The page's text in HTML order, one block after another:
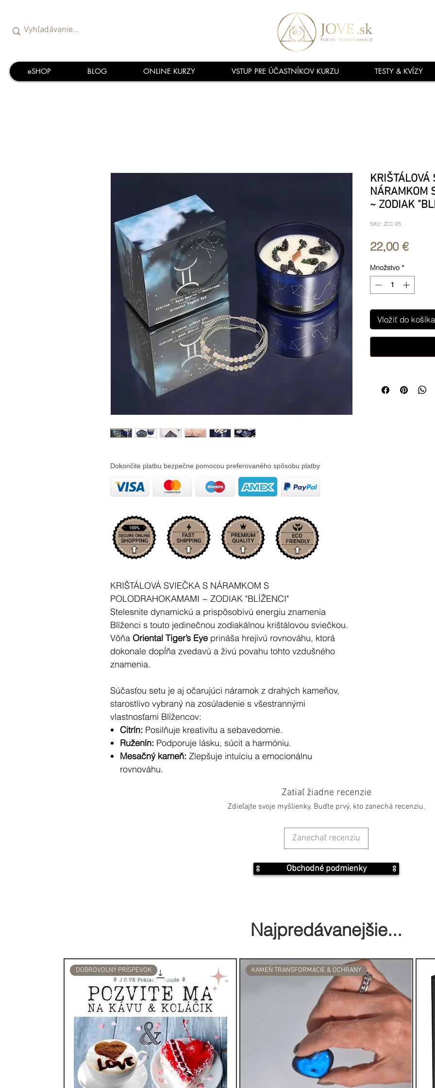
eSHOP BLOG ONLINE KURZY VSTUP PRE ÚČASTNÍKOV KURZU TESTY & KVÍZY
Dokončite platbu bezpečne pomocou preferovaného spôsobu platby
KRIŠTÁLOVÁ SVIEČKA S NÁRAMKOM S
POLODRAHOKAMAMI ~ ZODIAK "BLÍŽENCI"
Stelesnite dynamickú a prispôsobivú energiu znamenia
Blíženci s touto jedinečnou zodiakálnou krištálovou sviečkou.
Vôňa Oriental Tiger’s Eye prináša hrejivú rovnováhu, ktorá
dokonale dopĺňa zvedavú a živú povahu tohto vzdušného
znamenia.
Súčasťou setu je aj očarujúci náramok z drahých kameňov,
starostlivo vybraný na zosúladenie s všestrannými
vlastnosťami Blížencov:
Citrín: Posilňuje kreativitu a sebavedomie.
Ruženín: Podporuje lásku, súcit a harmóniu.
Mesačný kameň: Zlepšuje intuíciu a emocionálnu
rovnováhu.
Sviečka ponúka jemnú harmóniu tónov, ktoré povzbudzujú a
Pomarančový kvet, ruža, heliotrop, ľalia,
Cédrové drevo, ambra, pižmo, vetiver,
stredobodom vašich rituálov sebastarostlivosti.
dokonalým doplnkom pre Blížencov, ktorí chcú osláviť svoju
dualitu a nájsť vnútornú harmóniu. Prebuďte svoju
všestrannosť a nechajte sa viesť energiou Blížencov!
Pozvite do svojho života kozmickú energiu zverokruhu s
krištálovými zodiakálnymi sviečkami – dokonalým spojením
astrológie, mágie a vzácnych kameňov!
Každá sviečka je naplnená ručne vybranými kameňmi, ktoré
rezonujú s energiou konkrétneho znamenia zverokruhu, čím
KRIŠTÁLOVÁ
NÁRAMKOM
~ ZODIAK
SKU: ZCC-05
22,00 €Price
Množstvo *
Vložiť do košíka
Zatiaľ žiadne recenzie
Zdieľajte svoje myšlienky. Buďte prvý, kto zanechá recenziu.
Zanechať recenziu
Obchodné podmienky
Najpredávanejšie...
DOBROVOĽNÝ PRÍSPEVOK KAMEŇ TRANSFORMÁCIE & OCHRANY